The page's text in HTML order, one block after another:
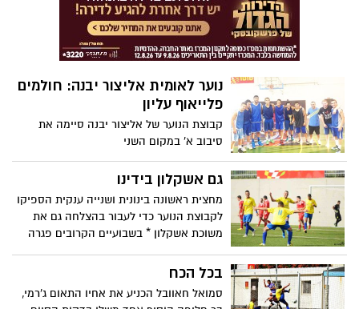
נוער לאומית אליצור יבנה: חולמים
פלייאוף עליון
קבוצת הנוער של אליצור יבנה סיימה את
סיבוב א' במקום השני
גם אשקלון בידינו
מחצית ראשונה בינונית ושנייה ענקית הספיקו
לקבוצת הנוער כדי לעבור בהצלחה גם את
משוכת אשקלון * בשבועיים הקרובים פגרה
בכל הכח
סמואל חאוובל הכניע את אחיו התאום ג'רמי,